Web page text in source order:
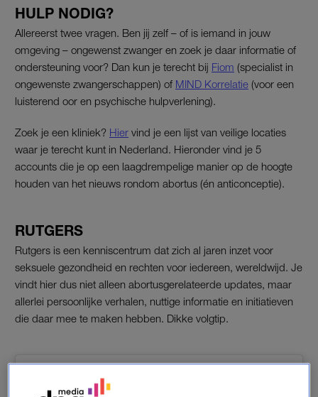
HULP NODIG?
Allereerst twee vragen. Ben jij zelf – of is iemand in jouw
omgeving – ongewenst zwanger en zoek je daar informatie of
ondersteuning voor? Dan kun je terecht bij Fiom (specialist in
ongewenste zwangerschappen) of MIND Korrelatie (voor een
luisterend oor en psychische hulpverlening).
Zoek je een kliniek? Hier vind je een lijst van veilige locaties
waar je terecht kunt in Nederland. Hieronder vind je 5
accounts die je op een laagdrempelige manier op de hoogte
houden van het nieuws rondom abortus (én anticonceptie).
RUTGERS
Rutgers is een kenniscentrum dat zich al jaren inzet voor
seksuele gezondheid en rechten voor iedereen, wereldwijd. Je
vindt hier dus niet alleen abortusgerelateerde updates, maar
allerlei persoonlijke verhalen, nuttige informatie en initiatieven
die daar mee te maken hebben. Dikke volgtip.